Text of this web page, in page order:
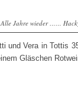
Alle Jahre wieder ……
und Vera in Tottis
Gläschen